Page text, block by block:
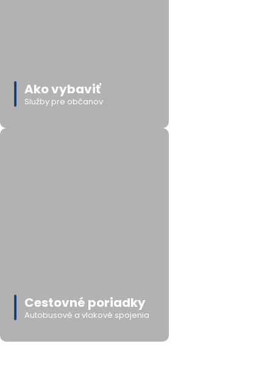
Ako vybaviť
Služby pre občanov
Cestovné poriadky
Autobusové a vlakové spojenia